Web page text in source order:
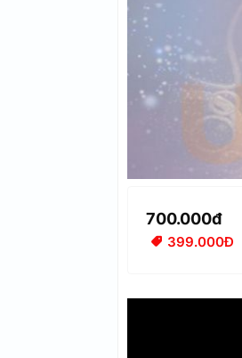
700.000đ
399.000Đ